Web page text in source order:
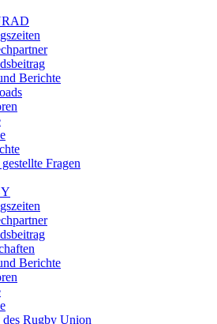
Berichte
Fragen
Berichte
des Rugby Union